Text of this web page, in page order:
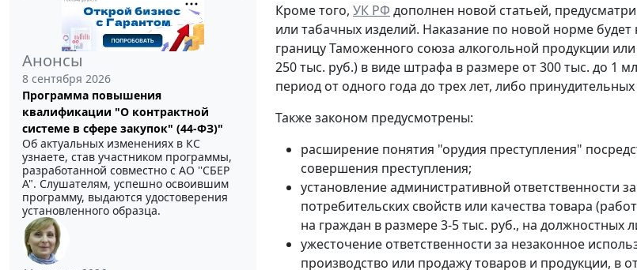
Анонсы
8 сентября 2026
Программа повышения
квалификации "О контрактной
системе в сфере закупок" (44-ФЗ)"
Об актуальных изменениях в КС
узнаете, став участником программы,
разработанной совместно с АО ''СБЕР
А". Слушателям, успешно освоившим
программу, выдаются удостоверения
установленного образца.
Кроме того, УК РФ дополнен новой статьей,
или табачных изделий. Наказание по новой норме
границу Таможенного союза алкогольной продукции
250 тыс. руб.) в виде штрафа в размере от 300 тыс. до 1
период от одного года до трех лет, либо
Также законом предусмотрены:
расширение понятия "орудия преступления"
совершения преступления;
установление административной ответственности
потребительских свойств или качества товара
на граждан в размере 3-5 тыс. руб., на должностных
ужесточение ответственности за незаконное
производство или продажу товаров и продукции, в